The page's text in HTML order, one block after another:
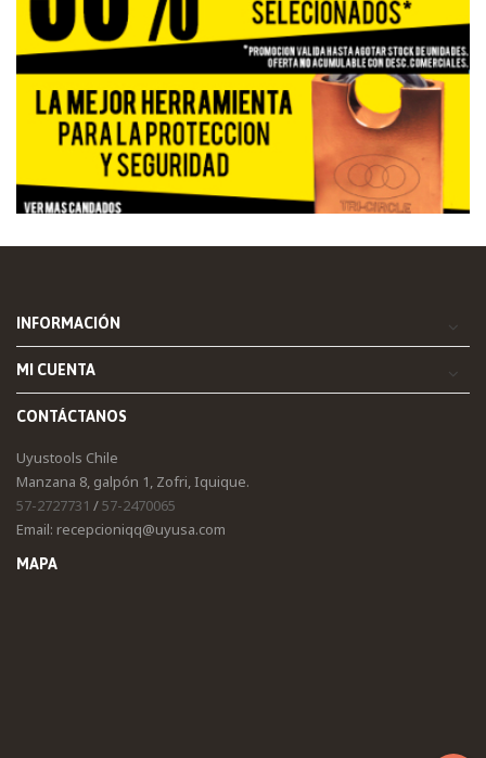
INFORMACIÓN
MI CUENTA
CONTÁCTANOS
Uyustools Chile
Manzana 8, galpón 1, Zofri, Iquique.
57-2727731 /57-2470065
Email: recepcioniqq@uyusa.com
MAPA